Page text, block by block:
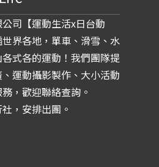
司【運動生活x日台動
界各地，單車、滑雪、水
式各的運動！我們團隊提
運動攝影製作、大小活動
，歡迎聯絡查詢。
，安排出團。